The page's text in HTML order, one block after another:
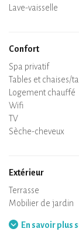
Lave-vaisselle
Confort
Spa privatif
Sauna privatif
Tables et chaises/
Air conditionné
Logement chauffé
Poêle à bois
Cheminée
Wifi
TV
Sèche-cheveux
Extérieur
Terrasse
Mobilier de jardin
En savoir plus